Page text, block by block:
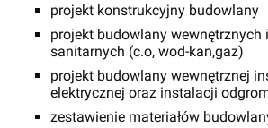
projekt konstrukcyjny budowlany
projekt budowlany wewnętrznych
sanitarnych (c.o, wod-kan,gaz)
projekt budowlany wewnętrznej
elektrycznej oraz instalacji
zestawienie materiałów